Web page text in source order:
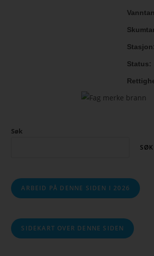
Stasjon
Status
Søk
SØK
ARBEID PÅ DENNE SIDEN I 2026
SIDEKART OVER DENNE SIDEN